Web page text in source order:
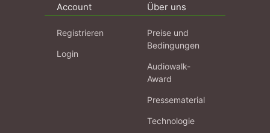
Account
Registrieren
Login
Über uns
Preise und
Bedingungen
Audiowalk-
Award
Pressematerial
Technologie